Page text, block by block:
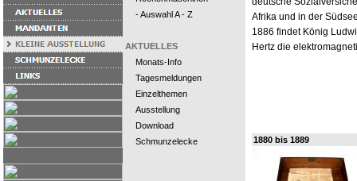
- Auswahl A - Z
AKTUELLES
Monats-Info
Tagesmeldungen
Einzelthemen
Ausstellung
Download
Schmunzelecke
Afrika und in der
1886 findet König
Hertz die
1880 bis 1889